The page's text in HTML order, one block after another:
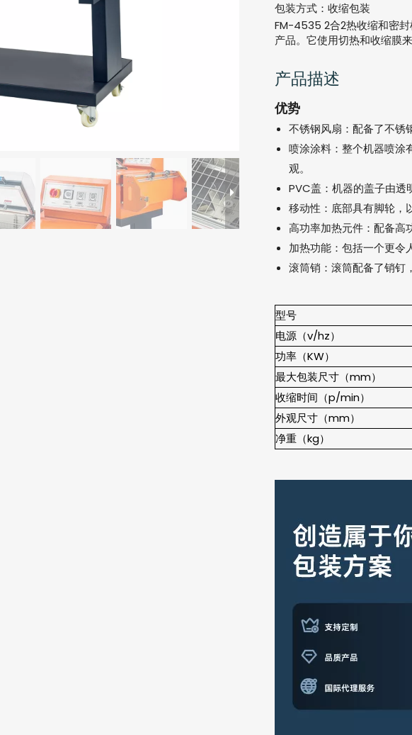
包装方式： 收缩包装
FM-4535 2合2热收缩和密
产品。它使用切热和收缩膜
产品描述
优势
不锈钢风扇：配备了不锈
喷涂涂料：整个机器喷涂
观。
PVC盖：机器的盖子由透
移动性：底部具有脚轮，
高功率加热元件：配备高
加热功能：包括一个更令
滚筒销：滚筒配备了销钉
型号
电源（v/hz）
功率（KW）
最大包装尺寸（mm）
收缩时间（p/min）
外观尺寸（mm）
净重（kg）